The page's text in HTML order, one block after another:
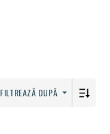
FILTREAZĂ DUPĂ